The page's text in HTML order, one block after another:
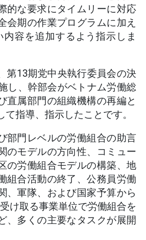
的な要求にタイムリーに対応
会期の作業プログラムに加え
内容を追加するよう指示しま
第13期党中央執行委員会の決
し、幹部会がベトナム労働総
直属部門の組織機構の再編と
て指導、指示したことです。
部門レベルの労働組合の助言
のモデルの方向性、コミュー
の労働組合モデルの構築、地
組合活動の終了、公務員労働
、軍隊、および国家予算から
け取る事業単位で労働組合を
、多くの主要なタスクが展開